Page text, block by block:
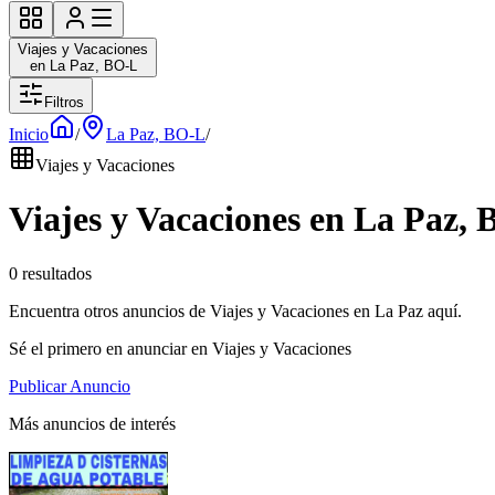
Viajes y Vacaciones
en La Paz, BO-L
Filtros
Inicio / La Paz, BO-L/
Viajes y Vacaciones
Viajes y Vacaciones en La Paz,
0 resultados
Encuentra otros anuncios de Viajes y Vacaciones en La Paz aquí.
Sé el primero en anunciar en Viajes y Vacaciones
Publicar Anuncio
Más anuncios de interés